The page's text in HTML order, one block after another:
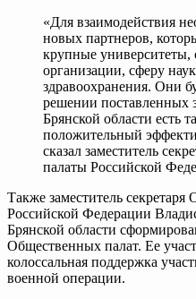
«Для взаимодействия
новых партнеров,
крупные университеты,
организации, сферу
здравоохранения. Они
решении поставленных
Брянской области есть
положительный
сказал заместитель
палаты Российской
Также заместитель
Российской Федерации
Брянской области
Общественных палат. Ее
колоссальная поддержка
военной операции.